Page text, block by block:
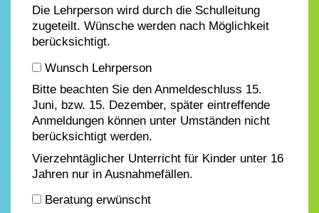
Die Lehrperson wird durch die Schulleitung
zugeteilt. Wünsche werden nach Möglichkeit
berücksichtigt.
Wunsch Lehrperson
Bitte beachten Sie den Anmeldeschluss 15.
Juni, bzw. 15. Dezember, später eintreffende
Anmeldungen können unter Umständen nicht
berücksichtigt werden.
Vierzehntäglicher Unterricht für Kinder unter 16
Jahren nur in Ausnahmefällen.
Beratung erwünscht